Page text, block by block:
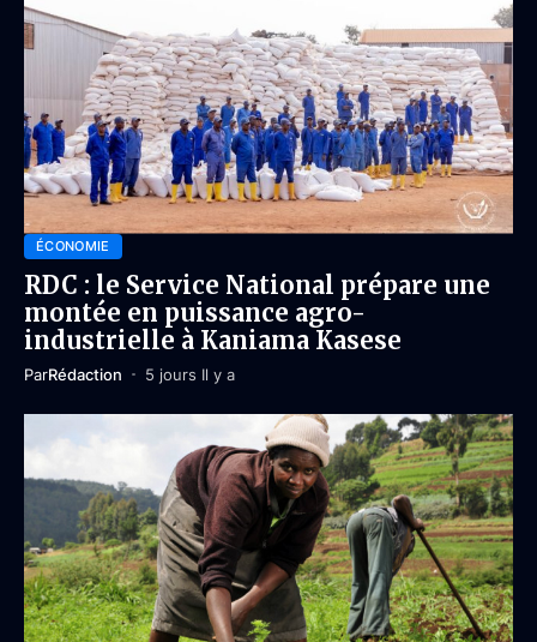
ÉCONOMIE
RDC : le Service National prépare une
montée en puissance agro-
industrielle à Kaniama Kasese
ParRédaction 5 jours Il y a